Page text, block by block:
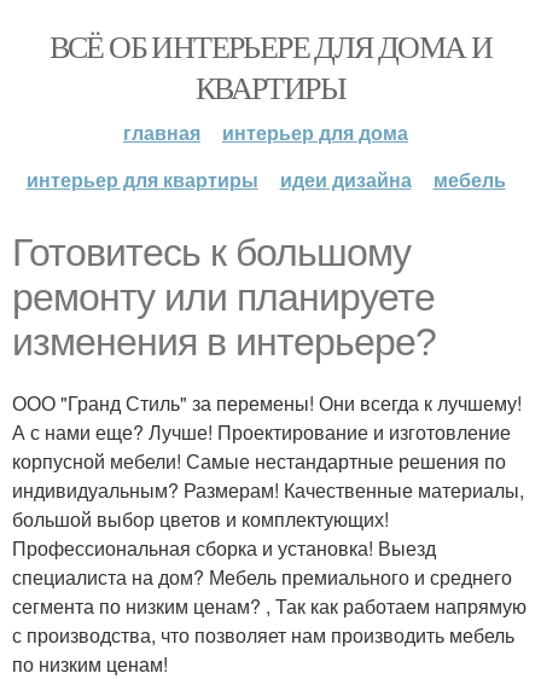
ВСЁ ОБ ИНТЕРЬЕРЕ ДЛЯ ДОМА И
КВАРТИРЫ
главная
интерьер для дома
интерьер для квартиры
идеи дизайна мебель
Готовитесь к большому
ремонту или планируете
изменения в интерьере?
ООО "Гранд Стиль" за перемены! Они всегда к лучшему!
А с нами еще? Лучше! Проектирование и изготовление
корпусной мебели! Самые нестандартные решения по
индивидуальным? Размерам! Качественные материалы,
большой выбор цветов и комплектующих!
Профессиональная сборка и установка! Выезд
специалиста на дом? Мебель премиального и среднего
сегмента по низким ценам? , Так как работаем напрямую
с производства, что позволяет нам производить мебель
по низким ценам!